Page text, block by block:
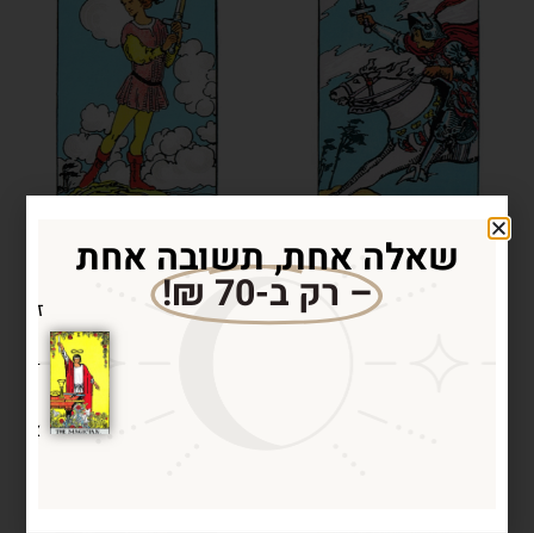
קלף אביר החרבות
קראו עוד »
קלף נסיך החרבות
קראו עוד »
שאלה אחת, תשובה אחת
– רק ב-70 ₪!
זו
אל